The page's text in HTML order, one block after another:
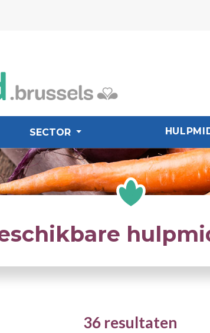
SECTOR
36 resultaten